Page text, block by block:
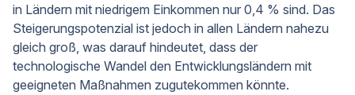
in Ländern mit niedrigem Einkommen nur 0,4 % sind. Das
Steigerungspotenzial ist jedoch in allen Ländern nahezu
gleich groß, was darauf hindeutet, dass der
technologische Wandel den Entwicklungsländern mit
geeigneten Maßnahmen zugutekommen könnte.